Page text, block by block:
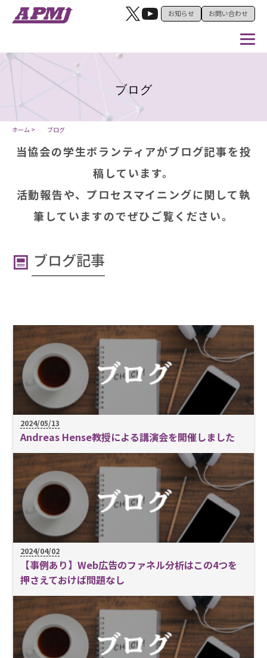
お知らせ お問い合わせ
ブログ
ホーム > ブログ
当協会の学生ボランティアがブログ記事を投
稿しています。
活動報告や、プロセスマイニングに関して執
筆していますのでぜひご覧ください。
ブログ記事
2024/05/13
Andreas Hense教授による講演会を開催しました
2024/04/02
【事例あり】Web広告のファネル分析はこの4つを
押さえておけば問題なし